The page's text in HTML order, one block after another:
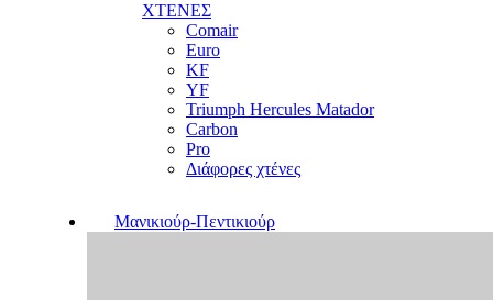
ΧΤΕΝΕΣ
Comair
Euro
KF
YF
Triumph Hercules Matador
Carbon
Pro
Διάφορες χτένες
Μανικιούρ-Πεντικιούρ